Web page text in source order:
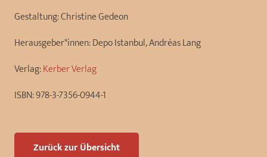
Gestaltung:Christine Gedeon
Herausgeber*innen:Depo Istanbul, Andréas Lang
Verlag:Kerber Verlag
ISBN:978-3-7356-0944-1
Zurück zur Übersicht